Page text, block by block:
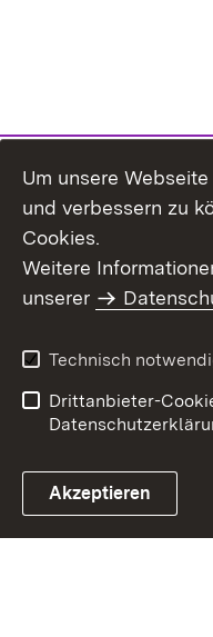
Um unsere
und verbessern zu
Cookies.
Weitere
unserer
Technisch
Drittanbieter-
Akzeptieren